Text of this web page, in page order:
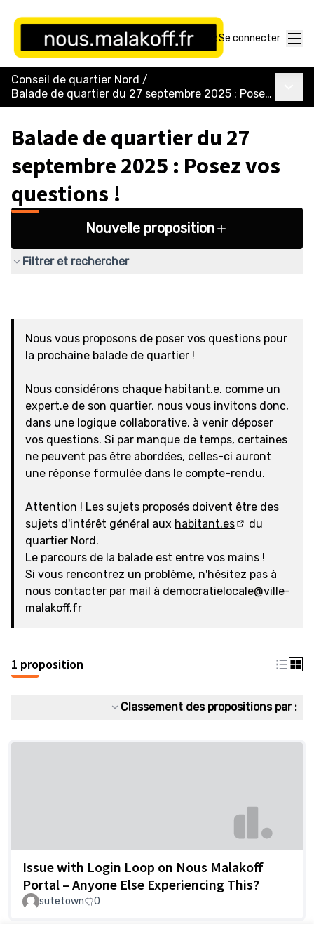
Se connecter
Conseil de quartier Nord /
Balade de quartier du 27 septembre 2025 : Posez vos questions !
Balade de quartier du 27
septembre 2025 : Posez vos
questions !
Nouvelle proposition
Filtrer et rechercher
Nous vous proposons de poser vos questions pour
la prochaine balade de quartier !
Nous considérons chaque habitant.e. comme un
expert.e de son quartier, nous vous invitons donc,
dans une logique collaborative, à venir déposer
vos questions. Si par manque de temps, certaines
ne peuvent pas être abordées, celles-ci auront
une réponse formulée dans le compte-rendu.
Attention ! Les sujets proposés doivent être des
sujets d'intérêt général aux habitant.es
du
quartier Nord.
Le parcours de la balade est entre vos mains !
Si vous rencontrez un problème, n'hésitez pas à
nous contacter par mail à democratielocale@ville-
malakoff.fr
1 proposition
Classement des propositions par :
Issue with Login Loop on Nous Malakoff
Portal – Anyone Else Experiencing This?
sutetown 0